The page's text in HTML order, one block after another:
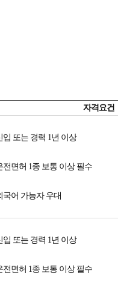
자격요건
입 또는 경력 1년 이상
전면허 1종 보통 이상 필수
국어 가능자 우대
입 또는 경력 1년 이상
전면허 1종 보통 이상 필수